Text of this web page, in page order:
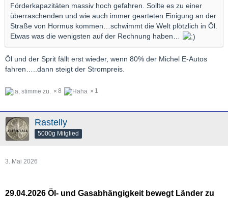
Förderkapazitäten massiv hoch gefahren. Sollte es zu einer
überraschenden und wie auch immer gearteten Einigung an der
Straße von Hormus kommen…schwimmt die Welt plötzlich in Öl.
Etwas was die wenigsten auf der Rechnung haben…
Öl und der Sprit fällt erst wieder, wenn 80% der Michel E-Autos
fahren…..dann steigt der Strompreis.
8 1
Rastelly
5000g Mitglied
3. Mai 2026
29.04.2026 Öl- und Gasabhängigkeit bewegt Länder zu